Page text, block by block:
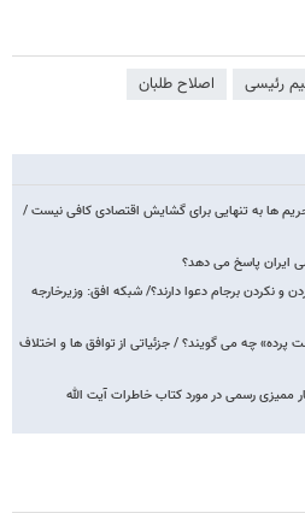
رئیسی اصلاح طلبان
ها به تنهایی برای گشایش اقتصادی کافی نیست /
ایران پاسخ می دهد؟
و نکردن برجام دعوا دارند؟/ شبکه افق: وزیرخارجه
پرده» چه می گویند؟ / جزئیاتی از توافق ها و اختلاف
ممیزی رسمی در مورد کتاب خاطرات آیت الله